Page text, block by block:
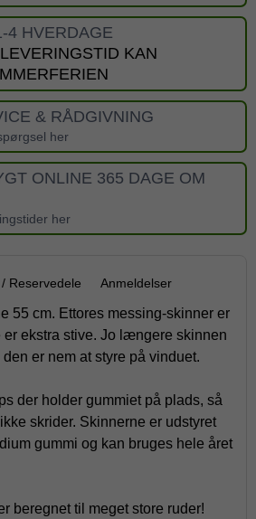
4 HVERDAGE
KAN
& RÅDGIVNING
her
ONLINE 365 DAGE OM
her
Reservedele Anmeldelser
55 cm. Ettores messing-skinner er
er ekstra stive. Jo længere skinnen
er nem at styre på vinduet.
der holder gummiet på plads, så
skrider. Skinnerne er udstyret
gummi og kan bruges hele året
beregnet til meget store ruder!